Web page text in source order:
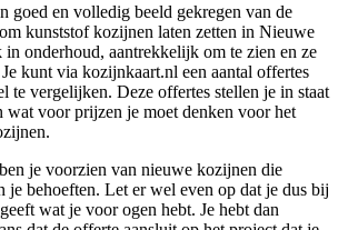
goed en volledig beeld gekregen van de
kunststof kozijnen laten zetten in Nieuwe
onderhoud, aantrekkelijk om te zien en ze
kunt via kozijnkaart.nl een aantal offertes
te vergelijken. Deze offertes stellen je in staat
wat voor prijzen je moet denken voor het
je voorzien van nieuwe kozijnen die
je behoeften. Let er wel even op dat je dus bij
wat je voor ogen hebt. Je hebt dan